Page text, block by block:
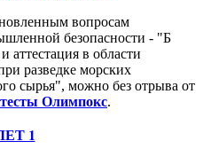
вопросам
безопасности - "Б
аттестация в области
разведке морских
сырья", можно без отрыва от
Олимпокс.
1